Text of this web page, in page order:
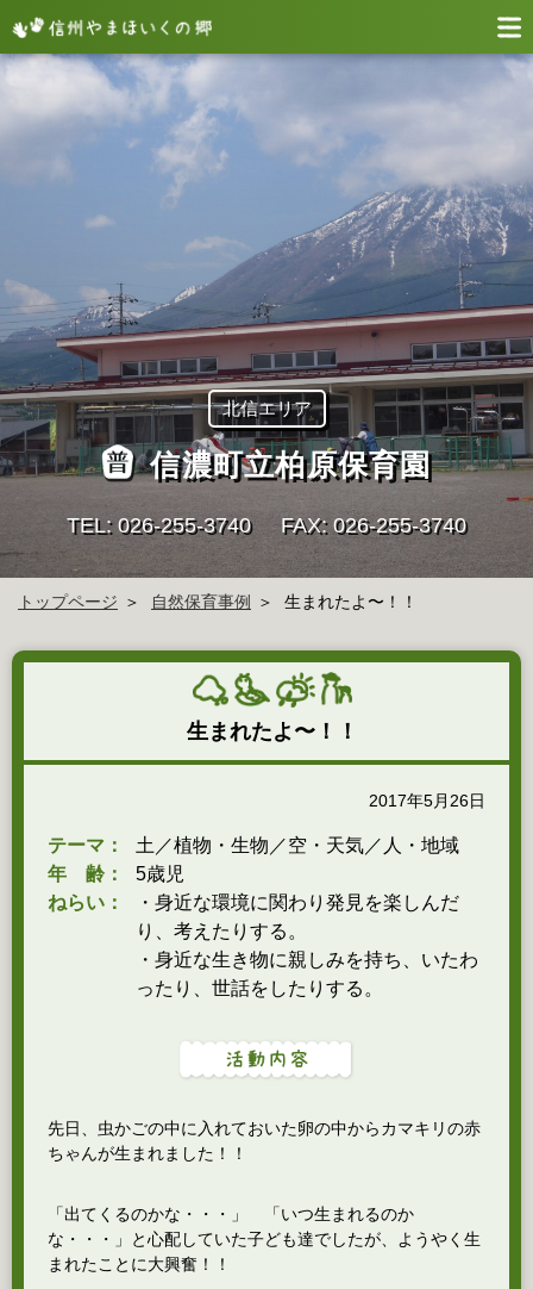
北信エリア
信濃町立柏原保育園
TEL: 026-255-3740 FAX: 026-255-3740
トップページ 自然保育事例 生まれたよ〜！！
生まれたよ〜！！
2017年5月26日
テーマ：
土／植物・生物／空・天気／人・地域
年 齢：
5歳児
ねらい：
・身近な環境に関わり発見を楽しんだ
り、考えたりする。
・身近な生き物に親しみを持ち、いたわ
ったり、世話をしたりする。
先日、虫かごの中に入れておいた卵の中からカマキリの赤
ちゃんが生まれました！！
「出てくるのかな・・・」 「いつ生まれるのか
な・・・」と心配していた子ども達でしたが、ようやく生
まれたことに大興奮！！